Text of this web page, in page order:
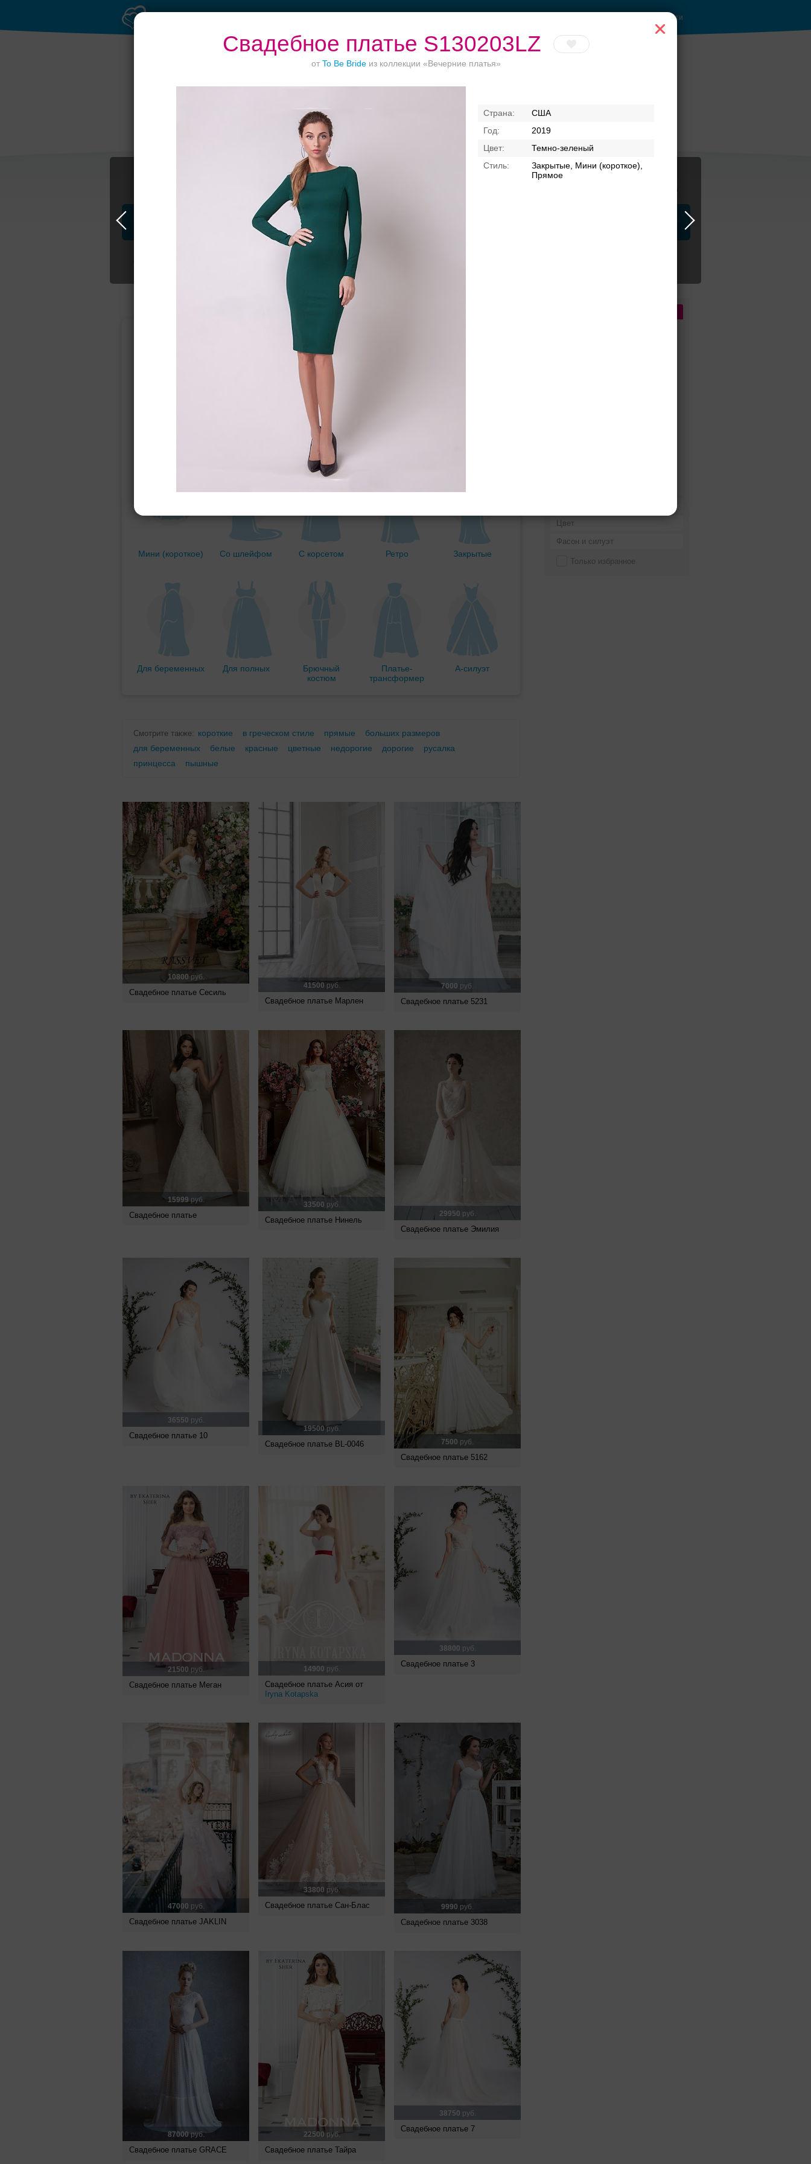
Свадебное платье S130203LZ
от To Be Bride из коллекции «Вечерние платья»
США
2019
Темно-зеленый
Закрытые, Мини (короткое),
Прямое
Войти
образ
Журнал
Свадебные платья
Цвет
Фасон и силуэт
Только избранное
Подбор свадебного платья
По стилю
Русалка
Мини (короткое) Со шлейфом С корсетом Ретро Закрытые
Для беременных Для полных
Брючный
костюм
Платье-
трансформер
А-силуэт
Смотрите также: короткие в греческом стиле прямые
больших размеров
для беременных
белые красные цветные недорогие дорогие
русалка
принцесса
пышные
10800 руб.
Свадебное платье Сесиль
41500 руб.
Свадебное платье Марлен
7000 руб.
Свадебное платье 5231
15999 руб.
Свадебное платье
33500 руб.
Свадебное платье Нинель
29950 руб.
Свадебное платье Эмилия
36550 руб.
Свадебное платье 10
19500 руб.
Свадебное платье BL-0046 7500 руб.
Свадебное платье 5162
21500 руб.
Свадебное платье Меган
14900 руб.
Свадебное платье Асия от
Iryna Kotapska
38800 руб.
Свадебное платье 3
47000 руб.
Свадебное платье JAKLIN
33800 руб.
Свадебное платье Сан-Блас 9990 руб.
Свадебное платье 3038
87000руб.
Свадебное платье GRACE
22500 руб.
Свадебное платье Тайра
38750 руб.
Свадебное платье 7